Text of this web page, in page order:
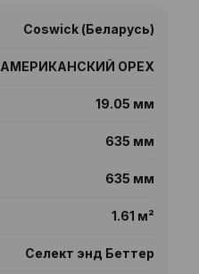
Coswick (Беларусь)
АМЕРИКАНСКИЙ ОРЕХ
19.05 мм
635 мм
635 мм
1.61 м²
Селект энд Беттер